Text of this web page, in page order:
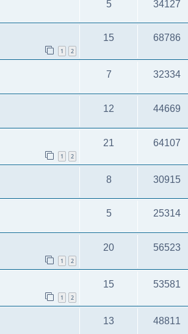
5 34127
1 2
15 68786
7 32334
12 44669
1 2
21 64107
8 30915
5 25314
1 2
20 56523
1 2
15 53581
13 48811